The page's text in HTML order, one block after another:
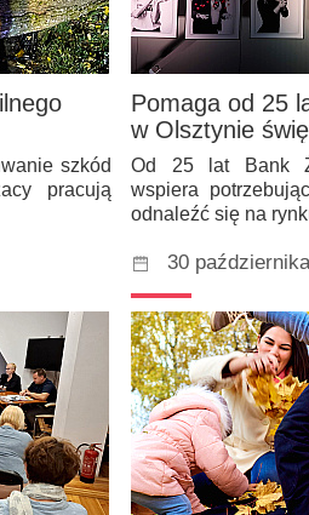
szkód
pracują
Pomaga od 25
w Olsztynie
Od 25 lat Bank
wspiera
odnaleźć się na
30